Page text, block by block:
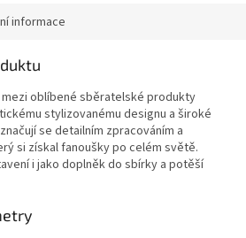
informace
oblíbené sběratelské produkty
stylizovanému designu a široké
se detailním zpracováním a
si získal fanoušky po celém světě.
i jako doplněk do sbírky a potěší